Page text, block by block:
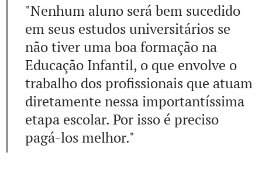
"Nenhum aluno será bem sucedido
em seus estudos universitários se
não tiver uma boa formação na
Educação Infantil, o que envolve o
trabalho dos profissionais que atuam
diretamente nessa importantíssima
etapa escolar. Por isso é preciso
pagá-los melhor."